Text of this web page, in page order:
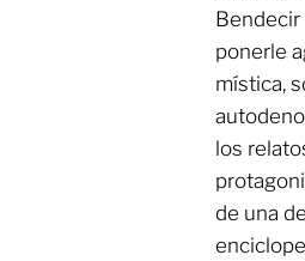
Bendecir
ponerle
mística,
los
de una